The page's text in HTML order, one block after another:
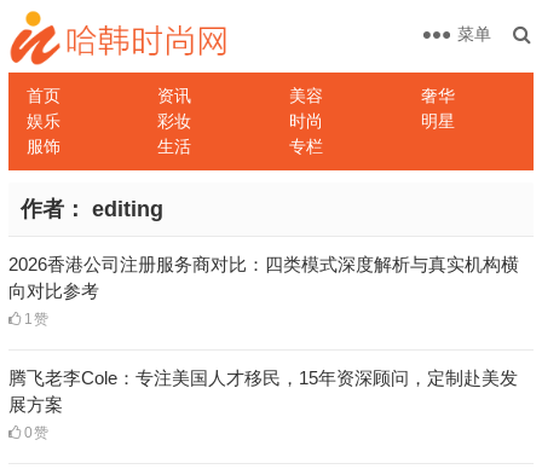
首页 资讯 美容
奢华
娱乐
彩妆 时尚
明星
服饰
生活 专栏
菜单
作者： editing
2026香港公司注册服务商对比：四类模式深度解析与真实机构横
向对比参考
1赞
腾飞老李Cole：专注美国人才移民，15年资深顾问，定制赴美发
展方案
0赞